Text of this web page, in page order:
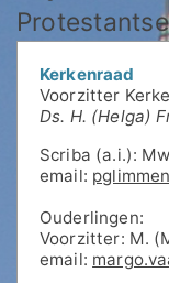
Kerkenraad
Voorzitter
Ds. H. (Helga)
Scriba (a.i.):
email:
Ouderlingen:
Voorzitter: M.
email: